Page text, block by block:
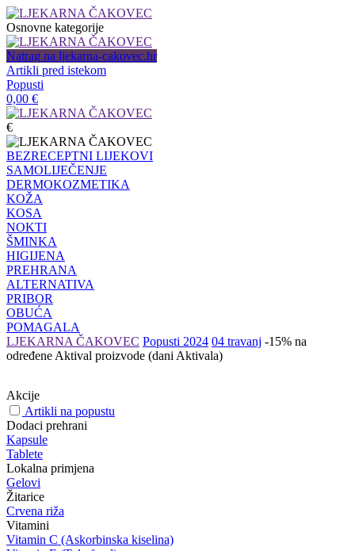
Osnovne kategorije
Natrag na ljekarna-cakovec.hr
Artikli pred istekom
Popusti
0,00 €
€
BEZRECEPTNI LIJEKOVI
SAMOLIJEČENJE
DERMOKOZMETIKA
KOŽA
KOSA
NOKTI
ŠMINKA
HIGIJENA
PREHRANA
ALTERNATIVA
PRIBOR
OBUĆA
POMAGALA
LJEKARNA ČAKOVEC Popusti 2024 04 travanj -15% na
određene Aktival proizvode (dani Aktivala)
Akcije
Artikli na popustu
Dodaci prehrani
Kapsule
Tablete
Lokalna primjena
Gelovi
Žitarice
Crvena riža
Vitamini
Vitamin C (Askorbinska kiselina)